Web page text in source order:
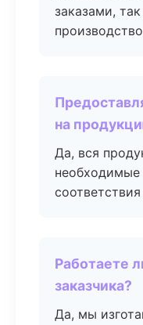
заказами,
на
Да, вся
необходимые
Работаете
заказчика?
Да, мы